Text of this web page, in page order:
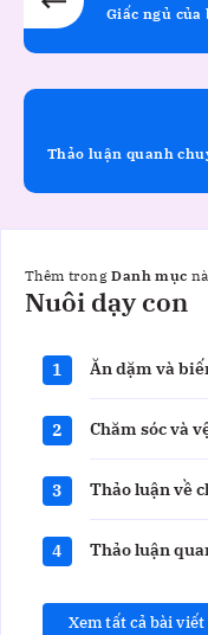
Giấc ngủ
Thảo luận quanh
Thêm trongDanh mục
Nuôi dạy con
Nuôi
dạy
1
Ăn dặm và
2 Chăm sóc và
3 Thảo luận về
4 Thảo luận
Xem tất cả bài viết